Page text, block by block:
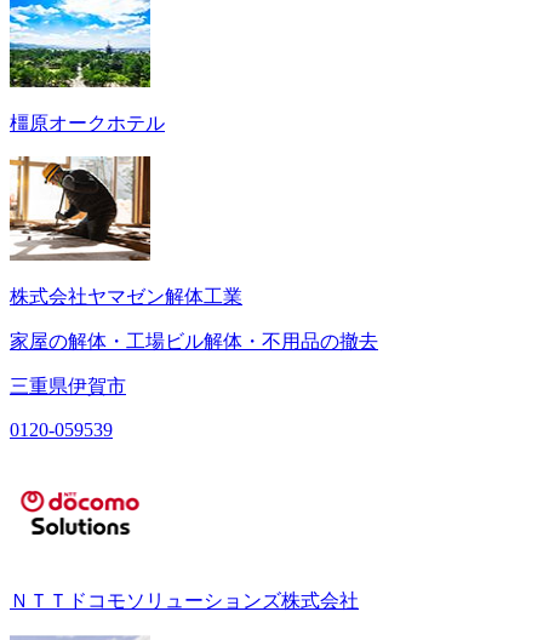
橿原オークホテル
株式会社ヤマゼン解体工業
家屋の解体・工場ビル解体・不用品の撤去
三重県伊賀市
0120-059539
ＮＴＴドコモソリューションズ株式会社